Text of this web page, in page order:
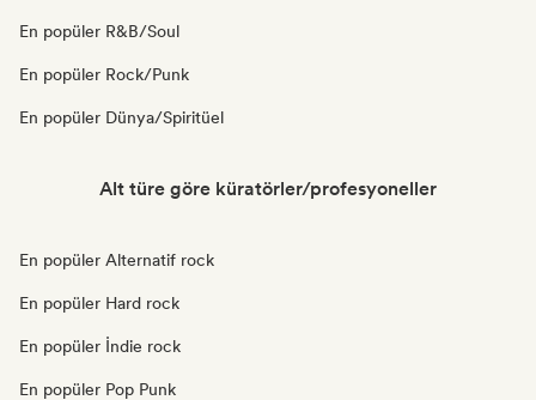
En popüler R&B/Soul
En popüler Rock/Punk
En popüler Dünya/Spiritüel
Alt türe göre küratörler/profesyoneller
En popüler Alternatif rock
En popüler Hard rock
En popüler İndie rock
En popüler Pop Punk